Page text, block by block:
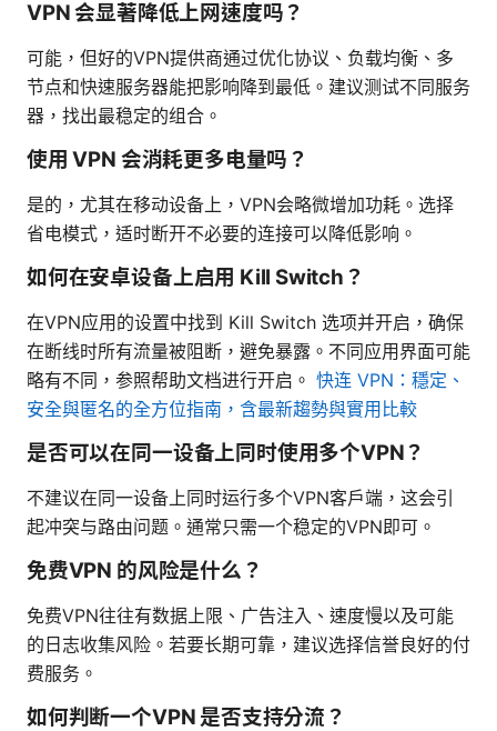
VPN 会显著降低上网速度吗？
可能，但好的VPN提供商通过优化协议、负载均衡、多
节点和快速服务器能把影响降到最低。建议测试不同服务
器，找出最稳定的组合。
使用 VPN 会消耗更多电量吗？
是的，尤其在移动设备上，VPN会略微增加功耗。选择
省电模式，适时断开不必要的连接可以降低影响。
如何在安卓设备上启用 Kill Switch？
在VPN应用的设置中找到 Kill Switch 选项并开启，确保
在断线时所有流量被阻断，避免暴露。不同应用界面可能
略有不同，参照帮助文档进行开启。 快连 VPN：穩定、
安全與匿名的全方位指南，含最新趨勢與實用比較
是否可以在同一设备上同时使用多个VPN？
不建议在同一设备上同时运行多个VPN客户端，这会引
起冲突与路由问题。通常只需一个稳定的VPN即可。
免费VPN 的风险是什么？
免费VPN往往有数据上限、广告注入、速度慢以及可能
的日志收集风险。若要长期可靠，建议选择信誉良好的付
费服务。
如何判断一个VPN 是否支持分流？